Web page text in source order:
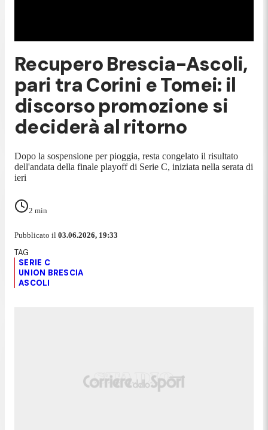
Recupero Brescia-Ascoli,
pari tra Corini e Tomei: il
discorso promozione si
deciderà al ritorno
Dopo la sospensione per pioggia, resta congelato il risultato
dell'andata della finale playoff di Serie C, iniziata nella serata di
ieri
2 min
Pubblicato il 03.06.2026, 19:33
SERIE C
UNION BRESCIA
ASCOLI